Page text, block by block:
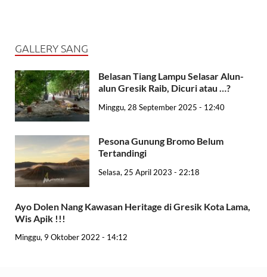
GALLERY SANG
Belasan Tiang Lampu Selasar Alun-
alun Gresik Raib, Dicuri atau …?
Minggu, 28 September 2025 - 12:40
Pesona Gunung Bromo Belum
Tertandingi
Selasa, 25 April 2023 - 22:18
Ayo Dolen Nang Kawasan Heritage di Gresik Kota Lama,
Wis Apik !!!
Minggu, 9 Oktober 2022 - 14:12